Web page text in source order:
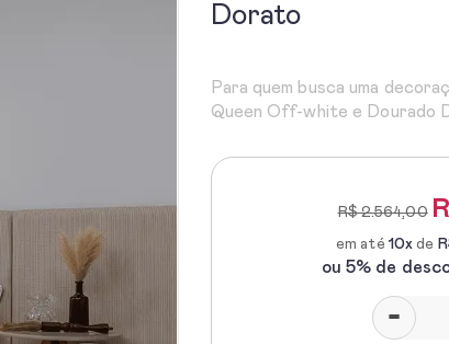
Dorato
Para quem busca uma
Queen Off-white e Dourado
R$ 2.564,00
em até 10x de
ou 5% de
-